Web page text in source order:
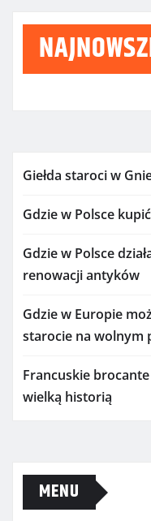
Giełda staroci w
Gdzie w Polsce
Gdzie w Polsce
renowacji antyków
Gdzie w Europie
starocie na wolnym
Francuskie
wielką historią
MENU